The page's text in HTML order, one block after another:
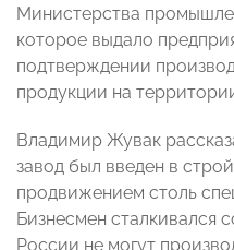
Министерства
которое выдало
подтверждении
продукции на
Владимир Жувак
завод был введен в
продвижением столь
Бизнесмен сталкивался
России не могут